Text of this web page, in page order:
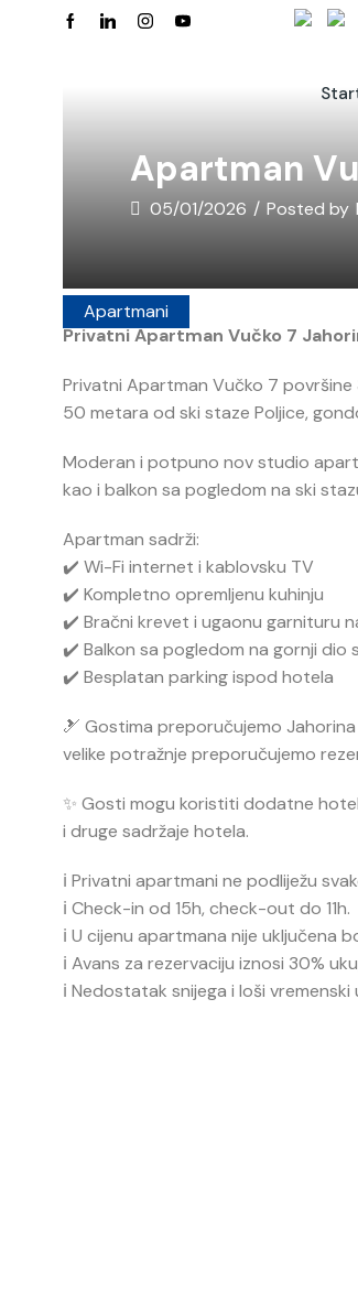
Apartmani
Apartman
05/01/2026 / Posted by
Privatni Apartman Vučko 7
Privatni Apartman Vučko 7 površine
50 metara od ski staze Poljice,
Moderan i potpuno nov studio
kao i balkon sa pogledom na ski
Apartman sadrži:
✔️ Wi-Fi internet i kablovsku TV
✔️ Kompletno opremljenu kuhinju
✔️ Bračni krevet i ugaonu garnituru
✔️ Balkon sa pogledom na gornji dio
✔️ Besplatan parking ispod hotela
🎿 Gostima preporučujemo
velike potražnje preporučujemo
✨ Gosti mogu koristiti dodatne
i druge sadržaje hotela.
ℹ️ Privatni apartmani ne podliježu
ℹ️ Check-in od 15h, check-out do 11h.
ℹ️ U cijenu apartmana nije uključena
ℹ️ Avans za rezervaciju iznosi 30%
ℹ️ Nedostatak snijega i loši